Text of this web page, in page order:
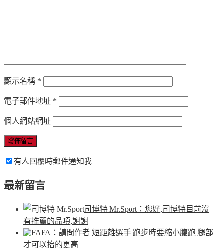
顯示名稱 *
電子郵件地址 *
個人網站網址
有人回覆時郵件通知我
最新留言
司博特 Mr.Sport ：您好,司博特目前沒
有推薦的品項,謝謝
FA ：請問作者 短距離選手 跑步時要縮小腹跑 腿部
才可以抬的更高